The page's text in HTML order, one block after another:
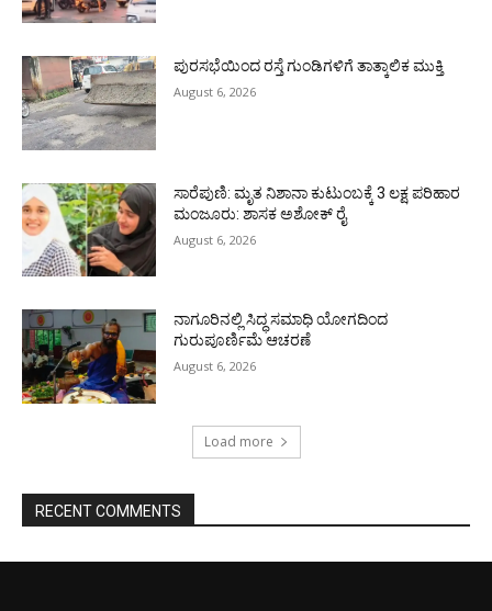
ಪುರಸಭೆಯಿಂದ ರಸ್ತೆ ಗುಂಡಿಗಳಿಗೆ ತಾತ್ಕಾಲಿಕ ಮುಕ್ತಿ
August 6, 2026
ಸಾರೆಪುಣಿ: ಮೃತ ನಿಶಾನಾ ಕುಟುಂಬಕ್ಕೆ 3 ಲಕ್ಷ ಪರಿಹಾರ
ಮಂಜೂರು: ಶಾಸಕ ಅಶೋಕ್ ರೈ
August 6, 2026
ನಾಗೂರಿನಲ್ಲಿ ಸಿದ್ಧ ಸಮಾಧಿ ಯೋಗದಿಂದ
ಗುರುಪೂರ್ಣಿಮೆ ಆಚರಣೆ
August 6, 2026
Load more
RECENT COMMENTS